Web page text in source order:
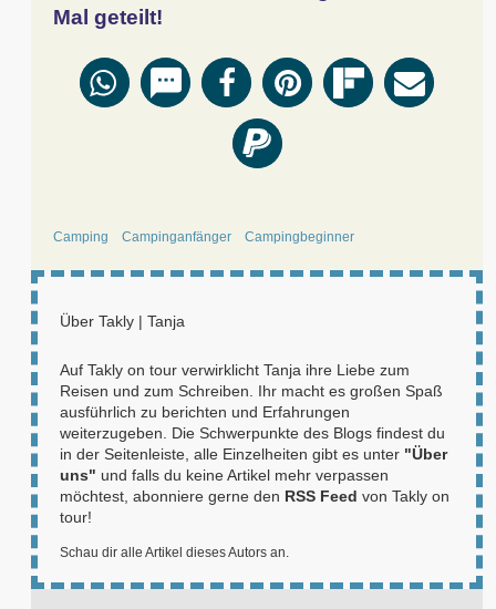
Mal geteilt!
Camping Campinganfänger Campingbeginner
Über Takly | Tanja
Auf Takly on tour verwirklicht Tanja ihre Liebe zum
Reisen und zum Schreiben. Ihr macht es großen Spaß
ausführlich zu berichten und Erfahrungen
weiterzugeben. Die Schwerpunkte des Blogs findest du
in der Seitenleiste, alle Einzelheiten gibt es unter "Über
uns" und falls du keine Artikel mehr verpassen
möchtest, abonniere gerne den RSS Feed von Takly on
tour!
Schau dir alle Artikel dieses Autors an.